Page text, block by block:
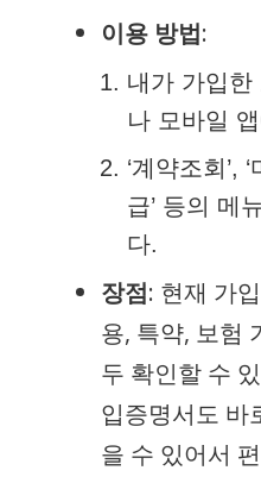
이용 방법:
내가 가입한
나 모바일
‘계약조회’,
급’ 등의 메
다.
장점: 현재 가
용, 특약, 보험
두 확인할 수
입증명서도 바
을 수 있어서